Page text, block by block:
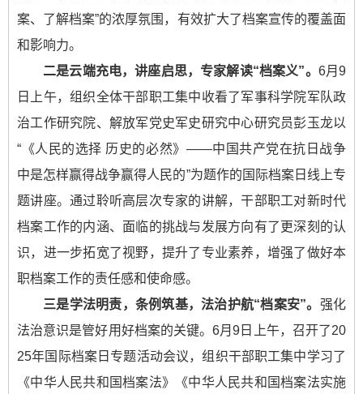
案、了解档案”的浓厚氛围，有效扩大了档案宣传的覆盖面
和影响力。
二是云端充电，讲座启思，专家解读“档案义”。 6月9
日上午，组织全体干部职工集中收看了军事科学院军队政
治工作研究院、解放军党史军史研究中心研究员彭玉龙以
“《人民的选择 历史的必然》——中国共产党在抗日战争
中是怎样赢得战争赢得人民的”为题作的国际档案日线上专
题讲座。通过聆听高层次专家的讲解，干部职工对新时代
档案工作的内涵、面临的挑战与发展方向有了更深刻的认
识，进一步拓宽了视野，提升了专业素养，增强了做好本
职档案工作的责任感和使命感。
三是学法明责，条例筑基，法治护航“档案安”。 强化
法治意识是管好用好档案的关键。6月9日上午，召开了20
25年国际档案日专题活动会议，组织干部职工集中学习了
《中华人民共和国档案法》《中华人民共和国档案法实施